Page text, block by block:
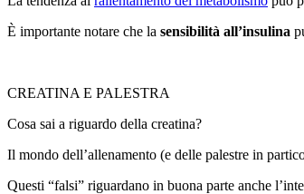
È importante notare che la sensibilità all’insulina
CREATINA E PALESTRA
Cosa sai a riguardo della creatina?
Il mondo dell’allenamento (e delle palestre in
Questi “falsi” riguardano in buona parte anche